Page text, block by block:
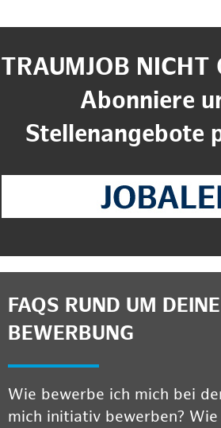
TRAUMJOB NICHT
Abonniere
Stellenangebote
FAQS RUND UM DEINE
BEWERBUNG
Wie bewerbe ich mich bei
mich initiativ bewerben?